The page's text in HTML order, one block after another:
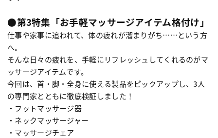
●第3特集「お手軽マッサージアイテム格付け」
仕事や家事に追われて、体の疲れが溜まりがち……という方
へ。
そんな日々の疲れを、手軽にリフレッシュしてくれるのがマ
ッサージアイテムです。
今回は、首・脚・全身に使える製品をピックアップし、3人
の専門家とともに徹底検証しました！
・フットマッサージ器
・ネックマッサージャー
・マッサージチェア